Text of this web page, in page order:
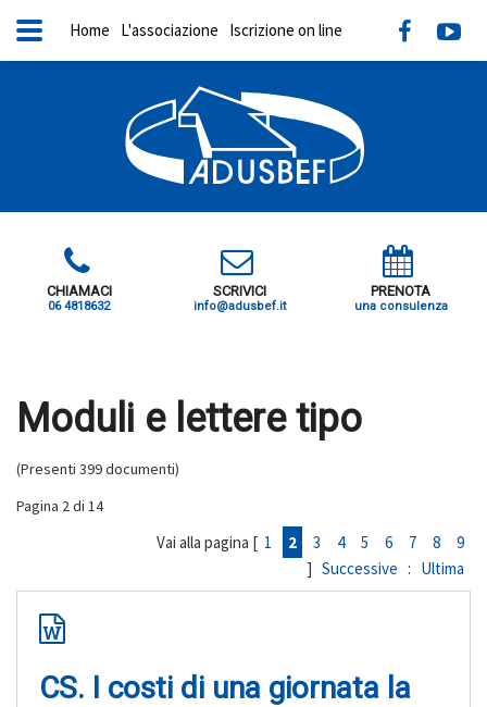
CHIAMACI
06 4818632
SCRIVICI
info@adusbef.it
PRENOTA
una consulenza
Home L'associazione Iscrizione on line
Moduli e lettere tipo
(Presenti 399 documenti)
Pagina 2 di 14
Vai alla pagina [ 1 2 3 4 5 6 7 8
9
] Successive : Ultima
CS. I costi di una giornata la